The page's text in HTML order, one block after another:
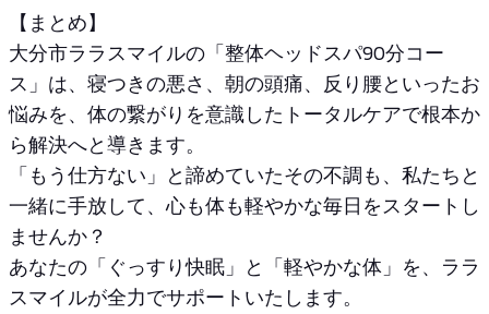
【まとめ】
大分市ララスマイルの「整体ヘッドスパ90分コー
ス」は、寝つきの悪さ、朝の頭痛、反り腰といったお
悩みを、体の繋がりを意識したトータルケアで根本か
ら解決へと導きます。
「もう仕方ない」と諦めていたその不調も、私たちと
一緒に手放して、心も体も軽やかな毎日をスタートし
ませんか？
あなたの「ぐっすり快眠」と「軽やかな体」を、ララ
スマイルが全力でサポートいたします。